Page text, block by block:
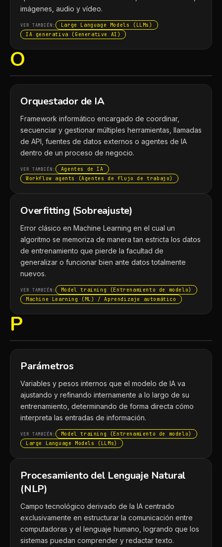
imágenes, audio y vídeo.
VER TAMBIÉN:
Large Language Models (LLMs)
IA generativa (Generative AI)
O
Orquestador de IA
Framework informático encargado de coordinar,
secuenciar y gestionar múltiples herramientas, llamadas
de API, fuentes de datos externos o agentes de IA
dentro de un proceso de negocio.
VER TAMBIÉN:
Agentes de IA
Workflow agents (Agentes de flujo de trabajo)
Overfitting (Sobreajuste)
Error clásico en Machine Learning en el cual un
algoritmo se memoriza de manera tan estricta los datos
de entrenamiento que pierde la facultad de
generalizar o funcionar bien ante datos totalmente
nuevos.
VER TAMBIÉN:
Model training (Entrenamiento de modelo)
Machine Learning (ML) / Aprendizaje automático
P
Parámetros
Variables y pesos internos que el modelo de IA va
ajustando y refinando internamente a lo largo de su
entrenamiento, determinando de forma directa cómo
interpreta las entradas de información.
VER TAMBIÉN:
Model training (Entrenamiento de modelo)
Large Language Models (LLMs)
Procesamiento del Lenguaje Natural
(NLP)
Campo tecnológico derivado de la IA centrado
exclusivamente en estructurar la comunicación entre
computadoras y el lenguaje humano, logrando que los
sistemas puedan comprender y redactar texto.